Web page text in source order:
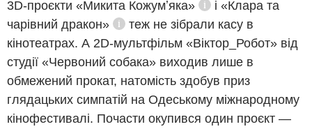
3D-проєкти «Микита Кожумʼяка»
Довідка
і «Клара та
чарівний дракон»
Довідка
теж не зібрали касу в
кінотеатрах. А 2D-мультфільм «Віктор_Робот» від
студії «Червоний собака» виходив лише в
обмежений прокат, натомість здобув приз
глядацьких симпатій на Одеському міжнародному
кінофестивалі. Почасти окупився один проєкт —